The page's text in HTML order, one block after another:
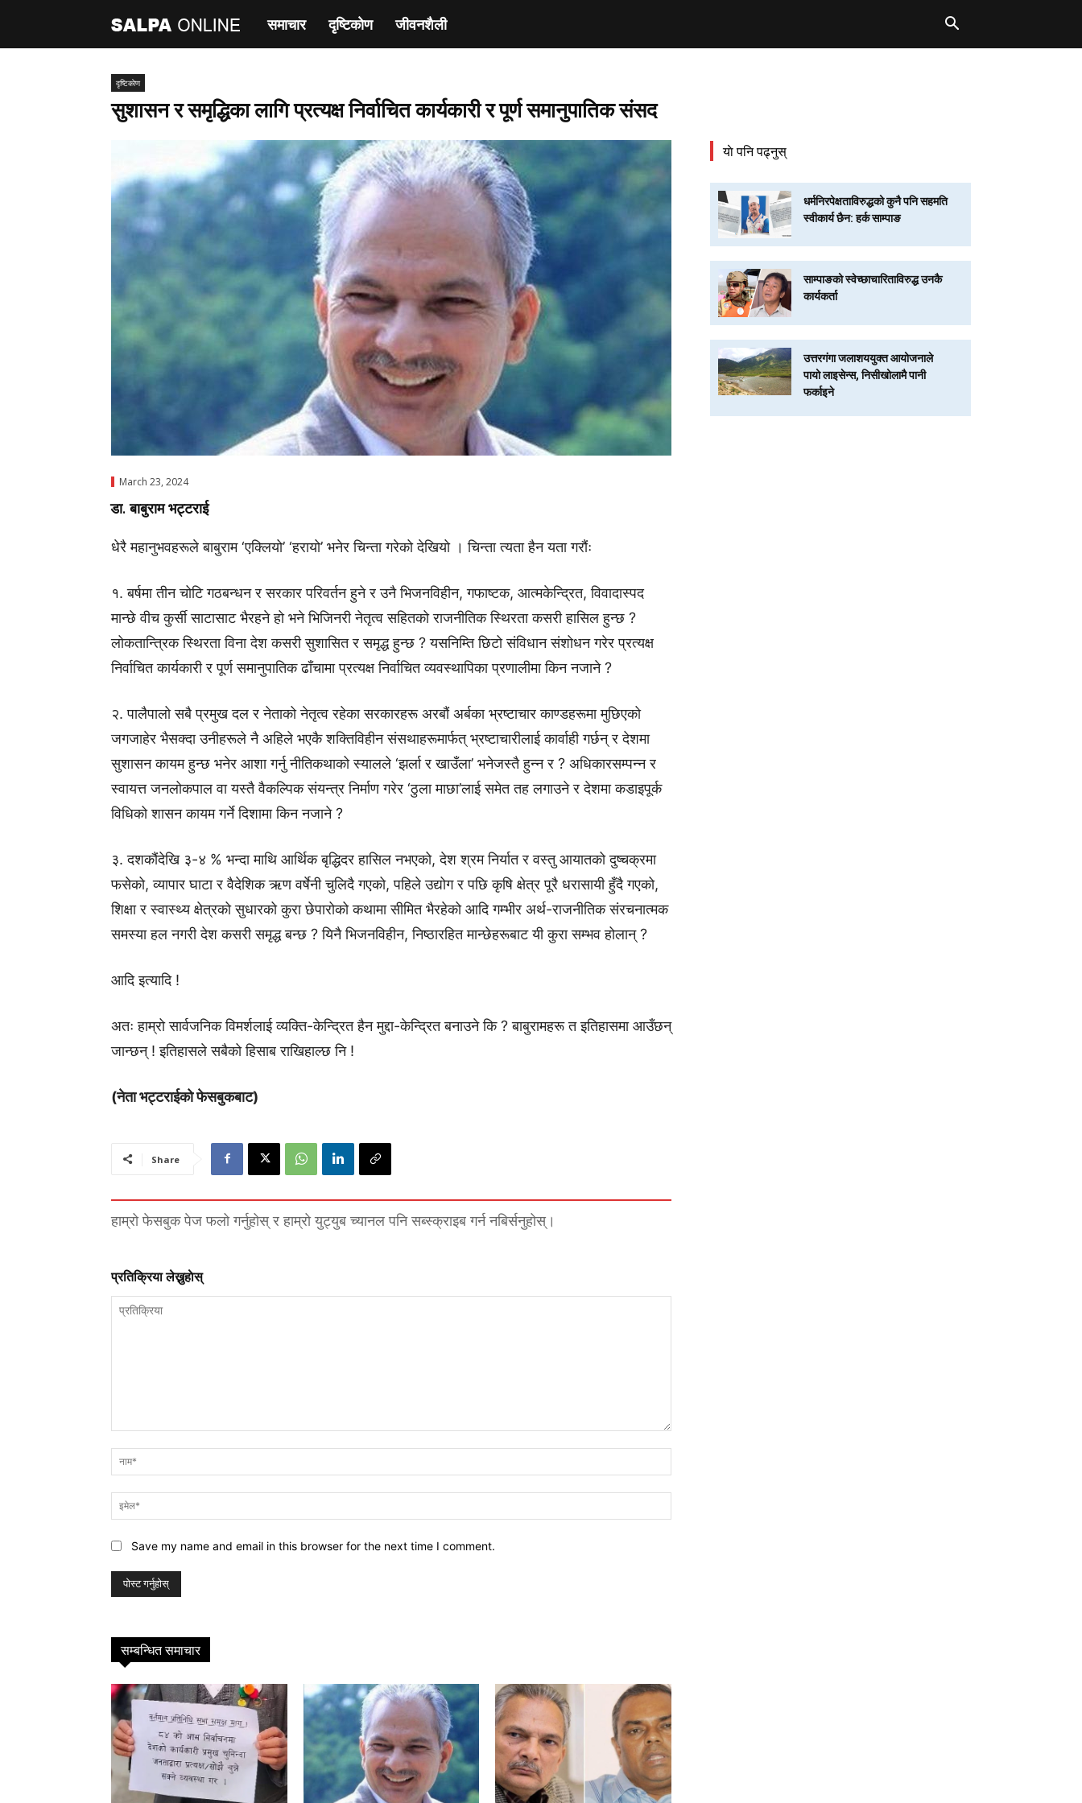
साल्पा
समाचार दृष्टिकाेण जीवनशैली
दृष्टिकाेण
सुशासन र समृद्धिका लागि प्रत्यक्ष निर्वाचित कार्यकारी र पूर्ण समानुपातिक संसद
March 23, 2024
डा. बाबुराम भट्टराई
धेरै महानुभवहरूले बाबुराम ‘एक्लियो’ ‘हरायो’ भनेर चिन्ता गरेको देखियो । चिन्ता त्यता हैन यता गरौंः
१. बर्षमा तीन चोटि गठबन्धन र सरकार परिवर्तन हुने र उनै भिजनविहीन, गफाष्टक, आत्मकेन्द्रित, विवादास्पद
मान्छे वीच कुर्सी साटासाट भैरहने हो भने भिजिनरी नेतृत्व सहितको राजनीतिक स्थिरता कसरी हासिल हुन्छ ?
लोकतान्त्रिक स्थिरता विना देश कसरी सुशासित र समृद्ध हुन्छ ? यसनिम्ति छिटो संविधान संशोधन गरेर प्रत्यक्ष
निर्वाचित कार्यकारी र पूर्ण समानुपातिक ढाँचामा प्रत्यक्ष निर्वाचित व्यवस्थापिका प्रणालीमा किन नजाने ?
२. पालैपालो सबै प्रमुख दल र नेताको नेतृत्व रहेका सरकारहरू अरबौं अर्बका भ्रष्टाचार काण्डहरूमा मुछिएको
जगजाहेर भैसक्दा उनीहरूले नै अहिले भएकै शक्तिविहीन संसथाहरूमार्फत् भ्रष्टाचारीलाई कार्वाही गर्छन् र देशमा
सुशासन कायम हुन्छ भनेर आशा गर्नु नीतिकथाको स्यालले ‘झर्ला र खाउँला’ भनेजस्तै हुन्न र ? अधिकारसम्पन्न र
स्वायत्त जनलोकपाल वा यस्तै वैकल्पिक संयन्त्र निर्माण गरेर ‘ठुला माछा’लाई समेत तह लगाउने र देशमा कडाइपूर्क
विधिको शासन कायम गर्ने दिशामा किन नजाने ?
३. दशकौंदेखि ३-४ % भन्दा माथि आर्थिक बृद्धिदर हासिल नभएको, देश श्रम निर्यात र वस्तु आयातको दुष्चक्रमा
फसेको, व्यापार घाटा र वैदेशिक ऋण वर्षेनी चुलिदै गएको, पहिले उद्योग र पछि कृषि क्षेत्र पूरै धरासायी हुँदै गएको,
शिक्षा र स्वास्थ्य क्षेत्रको सुधारको कुरा छेपारोको कथामा सीमित भैरहेको आदि गम्भीर अर्थ-राजनीतिक संरचनात्मक
समस्या हल नगरी देश कसरी समृद्ध बन्छ ? यिनै भिजनविहीन, निष्ठारहित मान्छेहरूबाट यी कुरा सम्भव होलान् ?
आदि इत्यादि !
अतः हाम्रो सार्वजनिक विमर्शलाई व्यक्ति-केन्द्रित हैन मुद्दा-केन्द्रित बनाउने कि ? बाबुरामहरू त इतिहासमा आउँछन्
जान्छन् ! इतिहासले सबैको हिसाब राखिहाल्छ नि !
(नेता भट्टराईको फेसबुकबाट)
Share
हाम्रो फेसबुक पेज फलो गर्नुहोस् र हाम्रो युट्युब च्यानल पनि सब्स्क्राइब गर्न नबिर्सनुहोस्।
प्रतिक्रिया लेख्नुहाेस्
Save my name and email in this browser for the next time I comment.
सम्बन्धित समाचार
याे पनि पढ्नुस्
धर्मनिरपेक्षताविरुद्धको कुनै पनि सहमति
स्वीकार्य छैन: हर्क साम्पाङ
साम्पाङको स्वेच्छाचारिताविरुद्ध उनकै
कार्यकर्ता
उत्तरगंगा जलाशययुक्त आयोजनाले
पायो लाइसेन्स, निसीखोलामै पानी
फर्काइने